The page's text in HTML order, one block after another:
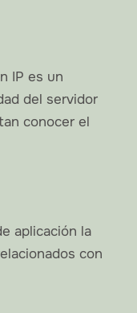
IP es un
del servidor
conocer el
aplicación la
con